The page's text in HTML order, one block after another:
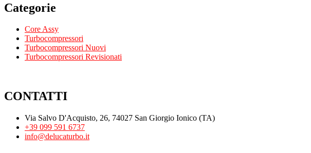
Categorie
Core Assy
Turbocompressori
Turbocompressori Nuovi
Turbocompressori Revisionati
CONTATTI
Via Salvo D'Acquisto, 26, 74027 San Giorgio Ionico (TA)
+39 099 591 6737
info@delucaturbo.it